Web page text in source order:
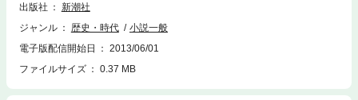
出版社
新潮社
ジャンル
歴史・時代
小説一般
電子版配信開始日
2013/06/01
ファイルサイズ
0.37 MB